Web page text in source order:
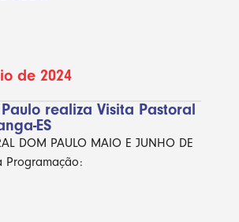
de 2024
realiza Visita Pastoral
ES
DOM PAULO MAIO E JUNHO DE
Programação: